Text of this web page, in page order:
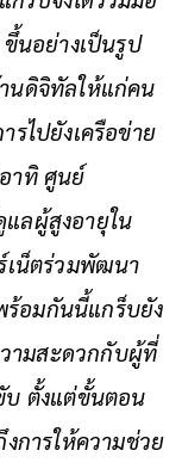
นอย่างเป็นรูป
นดิจิทัลให้แก่คน
รไปยังเครือข่าย
าทิ ศูนย์
ลผู้สูงอายุใน
เน็ตร่วมพัฒนา
ร้อมกันนี้แกร็บยัง
ามสะดวกกับผู้ที่
บ ตั้งแต่ขั้นตอน
การให้ความช่วย